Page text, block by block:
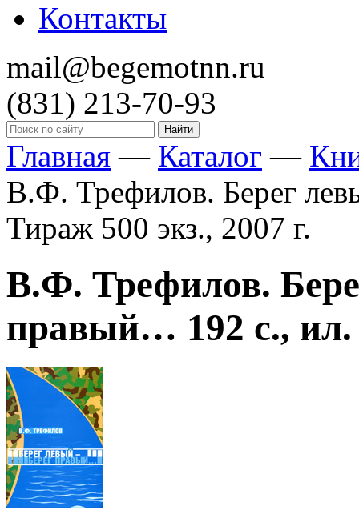
Контакты
mail@begemotnn.ru
(831) 213-70-93
Главная — Каталог —
В.Ф. Трефилов. Берег
Тираж 500 экз., 2007 г.
В.Ф. Трефилов.
правый… 192 с., ил.